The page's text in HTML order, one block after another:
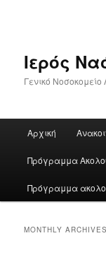
Ιερός
Γενικό
Αρχική
Πρόγραμμα
Πρόγραμμα
MONTHLY